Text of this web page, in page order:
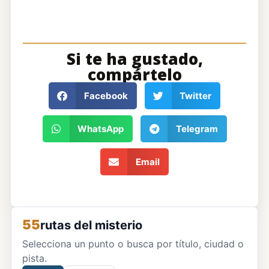
Si te ha gustado,
compártelo
Facebook Twitter
WhatsApp Telegram
Email
55rutas del misterio
Selecciona un punto o busca por título, ciudad o
pista.